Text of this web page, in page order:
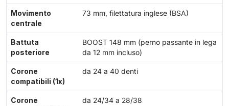
Movimento
centrale
73 mm, filettatura inglese (BSA)
Battuta
posteriore
BOOST 148 mm (perno passante in lega
da 12 mm incluso)
Corone
compatibili (1x)
da 24 a 40 denti
Corone
da 24/34 a 28/38